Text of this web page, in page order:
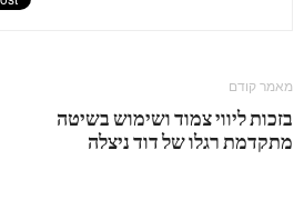
מאמר קודם
בזכות ליווי צמוד ושימוש בשיטה
מתקדמת רגלו של דוד ניצלה